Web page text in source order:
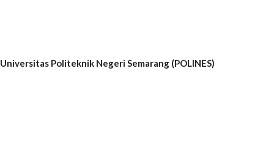
Universitas Politeknik Negeri Semarang (POLINES)